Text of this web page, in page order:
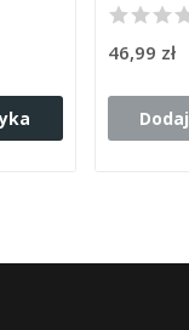
46,99 zł